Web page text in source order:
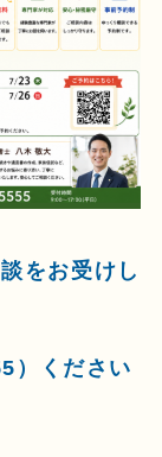
をお受けし
） ください